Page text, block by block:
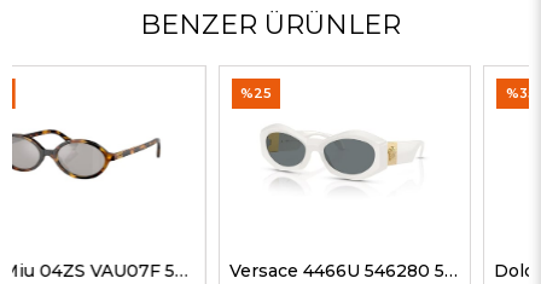
BENZER ÜRÜNLER
Versace 4466U 546280 54 G Kadın Güneş Gözlükleri Dolce Gabbana 4469 501/87 59 G Kadın Güneş Gözlükleri